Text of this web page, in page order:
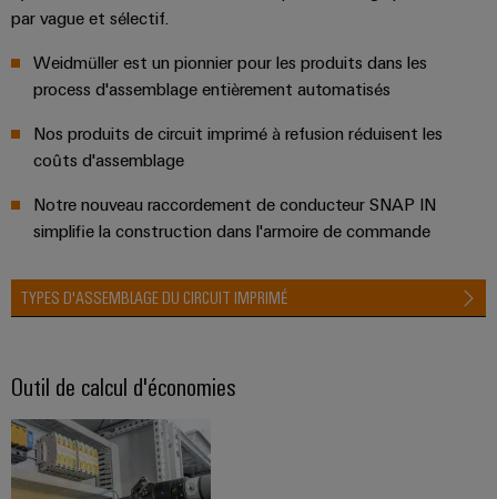
par vague et sélectif.
Weidmüller est un pionnier pour les produits dans les
process d'assemblage entièrement automatisés
Nos produits de circuit imprimé à refusion réduisent les
coûts d'assemblage
Notre nouveau raccordement de conducteur SNAP IN
simplifie la construction dans l'armoire de commande
TYPES D'ASSEMBLAGE DU CIRCUIT IMPRIMÉ
Outil de calcul d'économies